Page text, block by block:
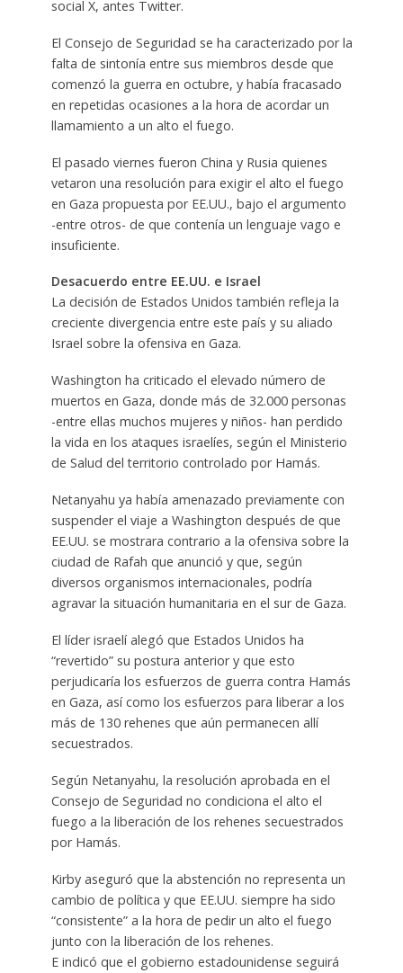
social X, antes Twitter.
El Consejo de Seguridad se ha caracterizado por la
falta de sintonía entre sus miembros desde que
comenzó la guerra en octubre, y había fracasado
en repetidas ocasiones a la hora de acordar un
llamamiento a un alto el fuego.
El pasado viernes fueron China y Rusia quienes
vetaron una resolución para exigir el alto el fuego
en Gaza propuesta por EE.UU., bajo el argumento
-entre otros- de que contenía un lenguaje vago e
insuficiente.
Desacuerdo entre EE.UU. e Israel
La decisión de Estados Unidos también refleja la
creciente divergencia entre este país y su aliado
Israel sobre la ofensiva en Gaza.
Washington ha criticado el elevado número de
muertos en Gaza, donde más de 32.000 personas
-entre ellas muchos mujeres y niños- han perdido
la vida en los ataques israelíes, según el Ministerio
de Salud del territorio controlado por Hamás.
Netanyahu ya había amenazado previamente con
suspender el viaje a Washington después de que
EE.UU. se mostrara contrario a la ofensiva sobre la
ciudad de Rafah que anunció y que, según
diversos organismos internacionales, podría
agravar la situación humanitaria en el sur de Gaza.
El líder israelí alegó que Estados Unidos ha
“revertido” su postura anterior y que esto
perjudicaría los esfuerzos de guerra contra Hamás
en Gaza, así como los esfuerzos para liberar a los
más de 130 rehenes que aún permanecen allí
secuestrados.
Según Netanyahu, la resolución aprobada en el
Consejo de Seguridad no condiciona el alto el
fuego a la liberación de los rehenes secuestrados
por Hamás.
Kirby aseguró que la abstención no representa un
cambio de política y que EE.UU. siempre ha sido
“consistente” a la hora de pedir un alto el fuego
junto con la liberación de los rehenes.
E indicó que el gobierno estadounidense seguirá